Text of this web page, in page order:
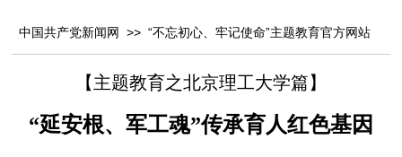
中国共产党新闻网 >> “不忘初心、牢记使命”主题教育官方网站
【主题教育之北京理工大学篇】
“延安根、军工魂”传承育人红色基因